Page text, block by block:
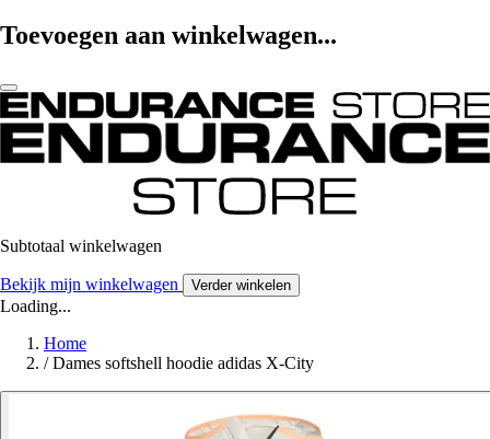
Toevoegen aan winkelwagen...
Subtotaal winkelwagen
Bekijk mijn winkelwagen Verder winkelen
Loading...
Home
/ Dames softshell hoodie adidas X-City